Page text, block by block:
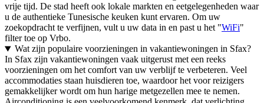
vrije tijd. De stad heeft ook lokale markten en eetgelegenheden waar
u de authentieke Tunesische keuken kunt ervaren. Om uw
zoekopdracht te verfijnen, vult u uw data in en past u het "WiFi"
filter toe op Vrbo.
Wat zijn populaire voorzieningen in vakantiewoningen in Sfax?
In Sfax zijn vakantiewoningen vaak uitgerust met een reeks
voorzieningen om het comfort van uw verblijf te verbeteren. Veel
accommodaties staan huisdieren toe, waardoor het voor reizigers
gemakkelijker wordt om hun harige metgezellen mee te nemen.